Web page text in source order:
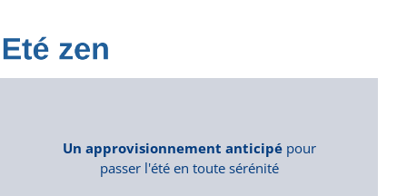
Un approvisionnement anticipépour
passer l'été en toute sérénité